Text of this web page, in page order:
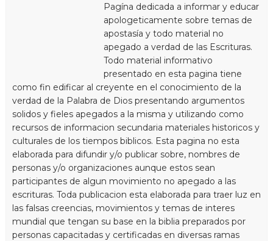
Pagína dedicada a informar y educar
apologeticamente sobre temas de
apostasía y todo material no
apegado a verdad de las Escrituras.
Todo material informativo
presentado en esta pagina tiene
como fin edificar al creyente en el conocimiento de la
verdad de la Palabra de Dios presentando argumentos
solidos y fieles apegados a la misma y utilizando como
recursos de informacion secundaria materiales historicos y
culturales de los tiempos biblicos. Esta pagina no esta
elaborada para difundir y/o publicar sobre, nombres de
personas y/o organizaciones aunque estos sean
participantes de algun movimiento no apegado a las
escrituras. Toda publicacion esta elaborada para traer luz en
las falsas creencias, movimientos y temas de interes
mundial que tengan su base en la biblia preparados por
personas capacitadas y certificadas en diversas ramas